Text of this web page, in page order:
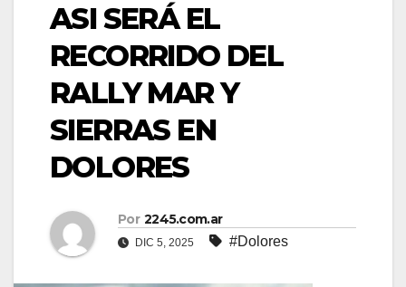
ASI SERÁ EL
RECORRIDO DEL
RALLY MAR Y
SIERRAS EN
DOLORES
Por 2245.com.ar
DIC 5, 2025 #Dolores